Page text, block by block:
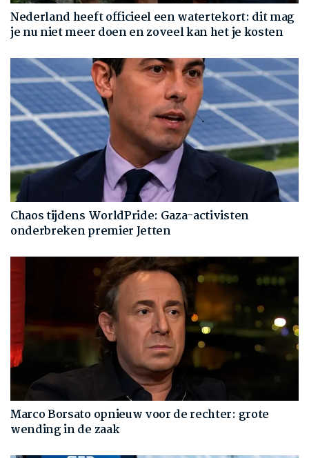
Nederland heeft officieel een watertekort: dit mag
je nu niet meer doen en zoveel kan het je kosten
Chaos tijdens WorldPride: Gaza-activisten
onderbreken premier Jetten
Marco Borsato opnieuw voor de rechter: grote
wending in de zaak